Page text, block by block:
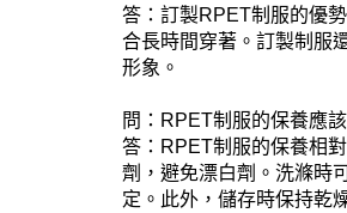
答：訂製RPET制服的優
合長時間穿著。訂製制服
形象。
問：RPET制服的保養應
答：RPET制服的保養相
劑，避免漂白劑。洗滌時
定。此外，儲存時保持乾